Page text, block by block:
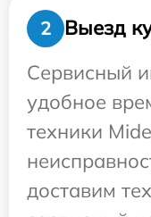
2
Выезд
Сервисный
удобное
техники
доставим